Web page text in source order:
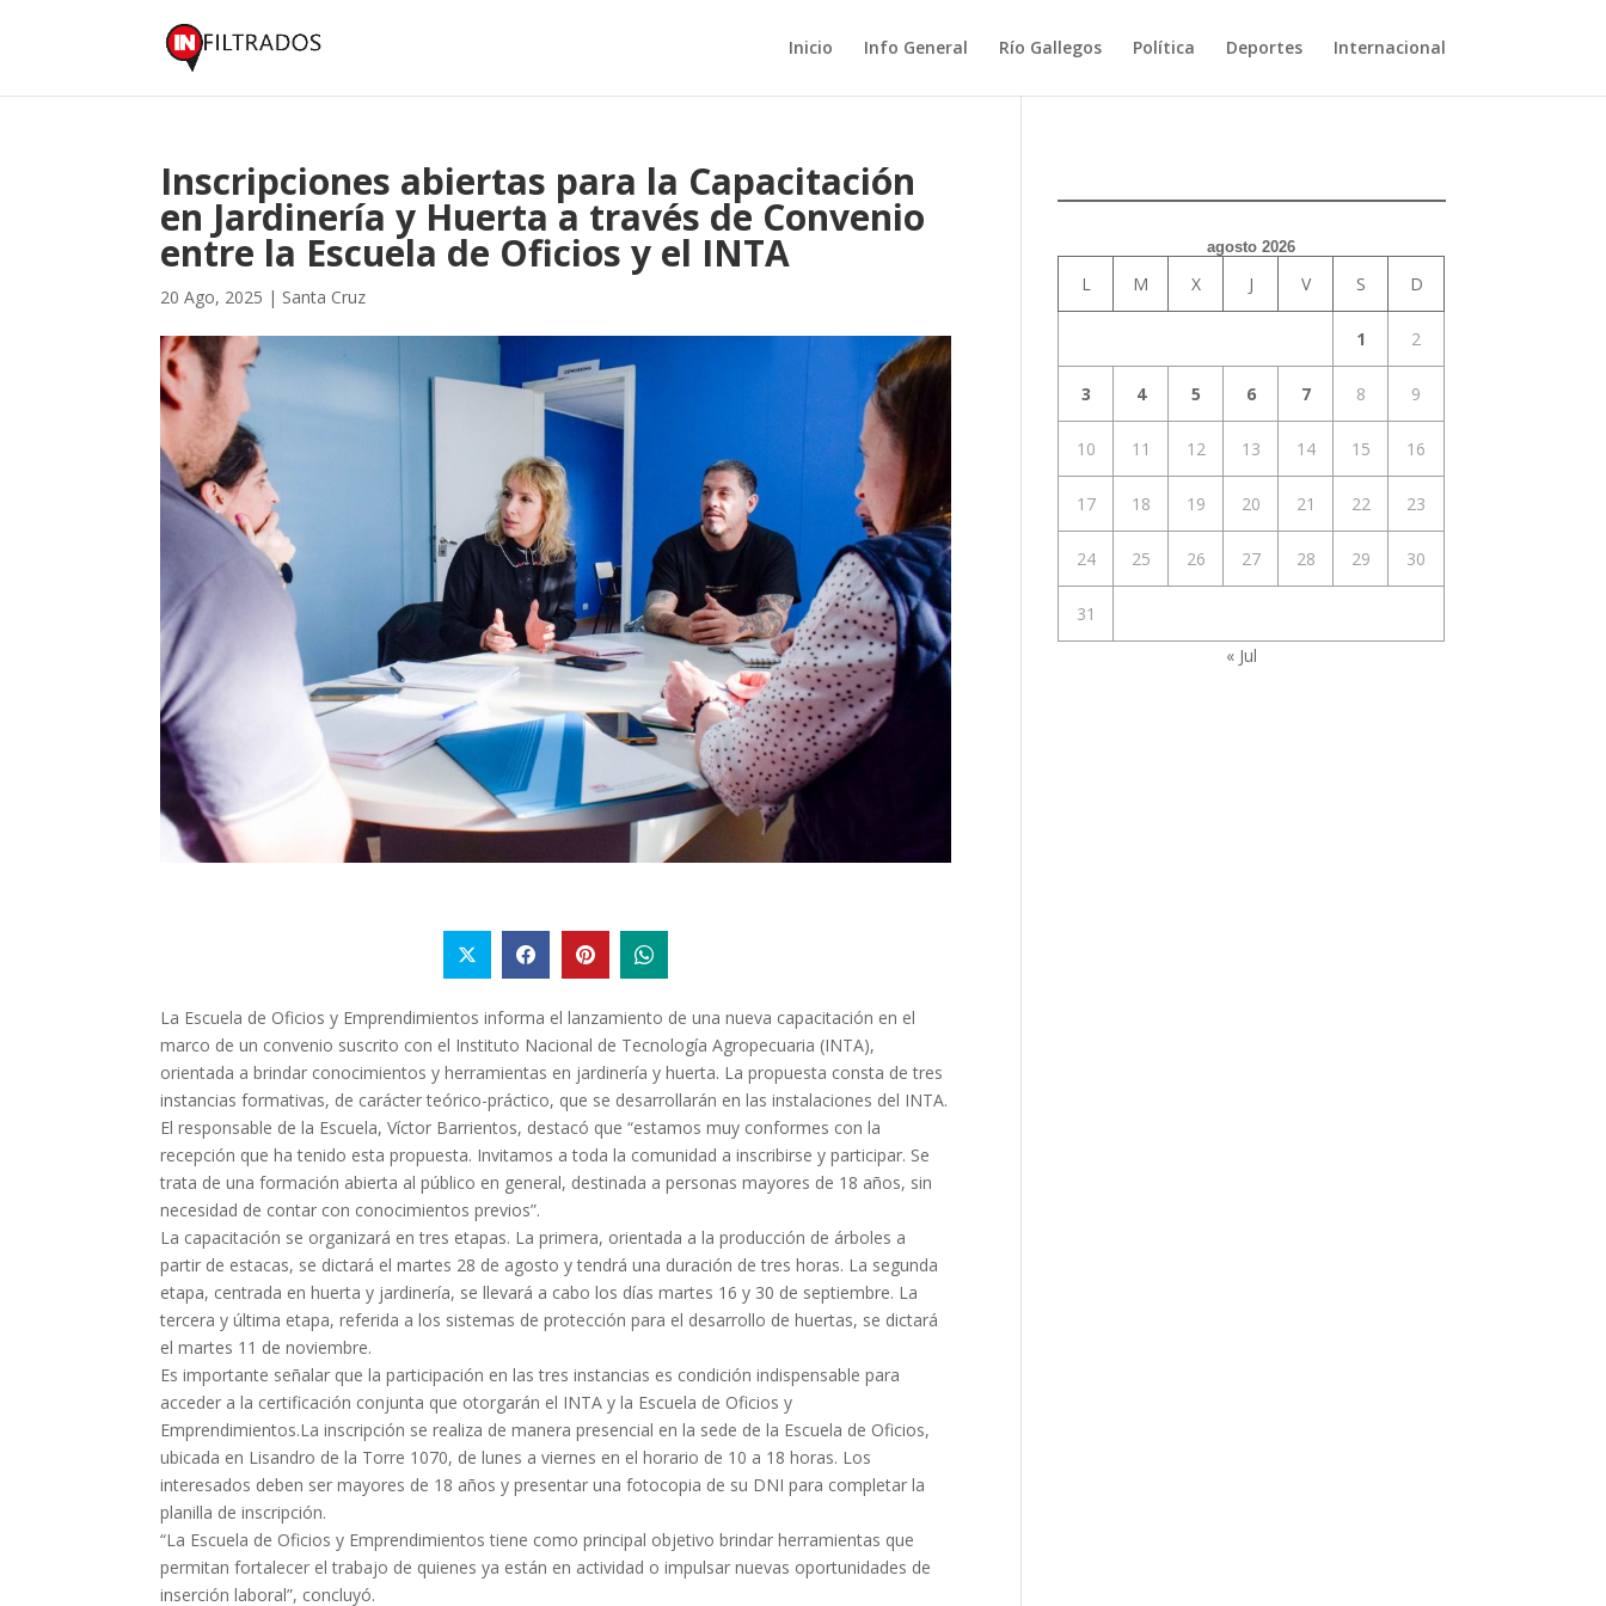
Inicio Info General Río Gallegos Política Deportes Internacional
Inscripciones abiertas para la Capacitación
en Jardinería y Huerta a través de Convenio
entre la Escuela de Oficios y el INTA
20 Ago, 2025 | Santa Cruz
La Escuela de Oficios y Emprendimientos informa el lanzamiento de una nueva capacitación en el
marco de un convenio suscrito con el Instituto Nacional de Tecnología Agropecuaria (INTA),
orientada a brindar conocimientos y herramientas en jardinería y huerta. La propuesta consta de tres
instancias formativas, de carácter teórico-práctico, que se desarrollarán en las instalaciones del INTA.
El responsable de la Escuela, Víctor Barrientos, destacó que “estamos muy conformes con la
recepción que ha tenido esta propuesta. Invitamos a toda la comunidad a inscribirse y participar. Se
trata de una formación abierta al público en general, destinada a personas mayores de 18 años, sin
necesidad de contar con conocimientos previos”.
La capacitación se organizará en tres etapas. La primera, orientada a la producción de árboles a
partir de estacas, se dictará el martes 28 de agosto y tendrá una duración de tres horas. La segunda
etapa, centrada en huerta y jardinería, se llevará a cabo los días martes 16 y 30 de septiembre. La
tercera y última etapa, referida a los sistemas de protección para el desarrollo de huertas, se dictará
el martes 11 de noviembre.
Es importante señalar que la participación en las tres instancias es condición indispensable para
acceder a la certificación conjunta que otorgarán el INTA y la Escuela de Oficios y
Emprendimientos.La inscripción se realiza de manera presencial en la sede de la Escuela de Oficios,
ubicada en Lisandro de la Torre 1070, de lunes a viernes en el horario de 10 a 18 horas. Los
interesados deben ser mayores de 18 años y presentar una fotocopia de su DNI para completar la
planilla de inscripción.
“La Escuela de Oficios y Emprendimientos tiene como principal objetivo brindar herramientas que
permitan fortalecer el trabajo de quienes ya están en actividad o impulsar nuevas oportunidades de
inserción laboral”, concluyó.
agosto 2026
L M X J V S D
1 2
3 4 5 6 7 8 9
10 11 12 13 14 15 16
17 18 19 20 21 22 23
24 25 26 27 28 29 30
31
« Jul